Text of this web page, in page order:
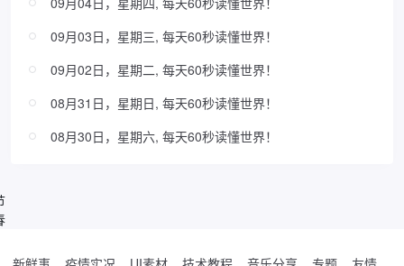
09月03日，星期三, 每天60秒读懂世界！
09月02日，星期二, 每天60秒读懂世界！
08月31日，星期日, 每天60秒读懂世界！
08月30日，星期六, 每天60秒读懂世界！